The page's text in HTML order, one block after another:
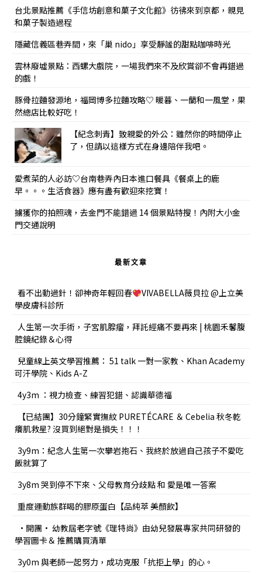
台北景點推薦《手信坊創意和菓子文化館》彷彿來到京都，親見
和菓子製造過程
隱藏信義區巷弄間，來「巢 nido」享受靜謐的甜點咖啡時光
雲林廢墟景點：西螺大戲院，一場我們來不及欣賞卻不會再錯過
的戲！
豚骨拉麵發源地，福岡博多拉麵攻略♡ 暖暮、一蘭和一風堂，果
然總店比較好吃！
【紀念刺青】致親愛的外公：雖然你的時間停止
了，但請以這樣方式在身邊陪伴我吧。
愛煮菜的人必訪♡台南巷弄內日本進口餐具《餐桌上的鹿
早。。。生活食器》應有盡有歡迎來挖寶！
擄獲你的拍照魂，去金門不能錯過 14 個景點特搜！內附大小金
門交通說明
最新文章
看不出動過針！卻神奇年輕回春
VIVABELLA薇貝拉 @上立美
學皮膚科診所
人生第一次手術，子宮肌腺瘤，拜託經痛不要再來 | 桃園禾馨腹
腔鏡紀錄＆心得
兒童線上英文學習推薦： 51 talk 一對一家教、Khan Academy
可汗學院、Kids A-Z
4y3m ：視力檢查、練習犯錯、認識華德福
【已結團】30分鐘緊實撫紋 PURETÉCARE ＆ Cebelia 秋冬乾
癢肌救星? 沒買到絕對是損失！！！
3y9m：紀念人生第一次攀岩抱石、我終於放過自己孩子不愛吃
飯就算了
3y8m 哭到停不下來、父母教育分歧點 和 愛是唯一答案
重度運動族群喝的膠原蛋白【品純萃 美顏飲】
•開團• 幼教屆老字號《理特尚》由幼兒發展專家共同研發的
學習圖卡＆ 推薦購買清單
3y0m 與老師一起努力，成功克服「抗拒上學」的心。